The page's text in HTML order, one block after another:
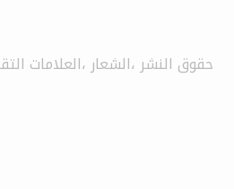
حقوق النشر ،الشعار ،العلامات